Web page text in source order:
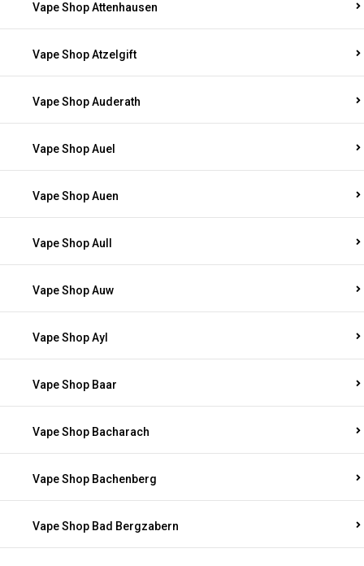
Vape Shop Attenhausen
Vape Shop Atzelgift
Vape Shop Auderath
Vape Shop Auel
Vape Shop Auen
Vape Shop Aull
Vape Shop Auw
Vape Shop Ayl
Vape Shop Baar
Vape Shop Bacharach
Vape Shop Bachenberg
Vape Shop Bad Bergzabern